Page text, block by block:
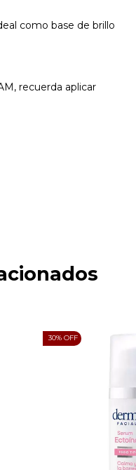
como base de brillo
recuerda aplicar
30% OFF